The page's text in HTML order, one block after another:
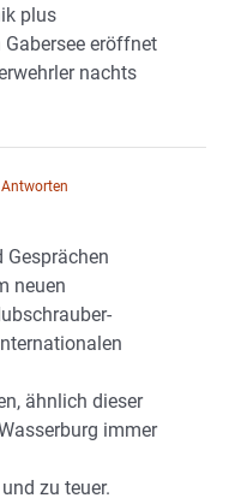
plus
eröffnet
nachts
Antworten
neuen
ähnlich dieser
immer
zu teuer.